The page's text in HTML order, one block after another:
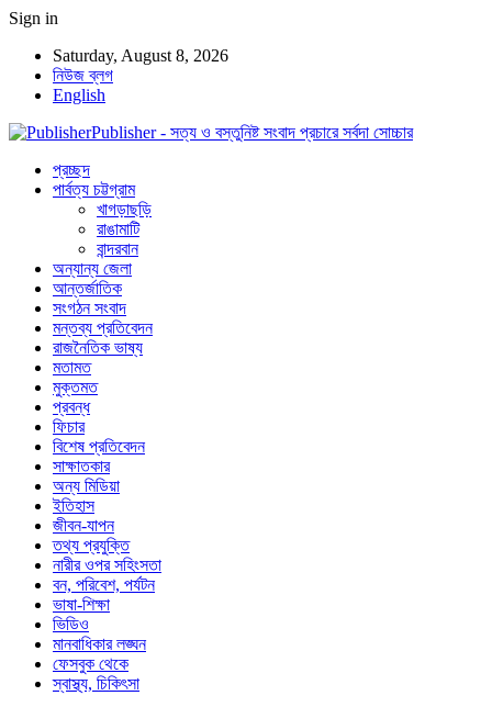
Sign in
Saturday, August 8, 2026
নিউজ ব্লগ
English
Publisher - সত্য ও বস্তুনিষ্ট সংবাদ প্রচারে সর্বদা সোচ্চার
প্রচ্ছদ
পার্বত্য চট্টগ্রাম
খাগড়াছড়ি
রাঙামাটি
বান্দরবান
অন্যান্য জেলা
আন্তর্জাতিক
সংগঠন সংবাদ
মন্তব্য প্রতিবেদন
রাজনৈতিক ভাষ্য
মতামত
মুক্তমত
প্রবন্ধ
ফিচার
বিশেষ প্রতিবেদন
সাক্ষাতকার
অন্য মিডিয়া
ইতিহাস
জীবন-যাপন
তথ্য প্রযুক্তি
নারীর ওপর সহিংসতা
বন, পরিবেশ, পর্যটন
ভাষা-শিক্ষা
ভিডিও
মানবাধিকার লঙ্ঘন
ফেসবুক থেকে
স্বাস্থ্য, চিকিৎসা